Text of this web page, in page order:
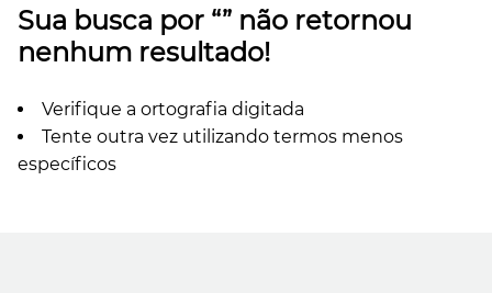
Sua busca por “” não retornou
nenhum resultado!
Verifique a ortografia digitada
Tente outra vez utilizando termos menos
específicos